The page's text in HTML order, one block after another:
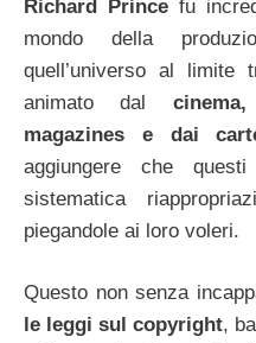
Richard Prince fu
mondo della
quell’universo al limite
animato dal
magazines e dai
aggiungere che
sistematica
piegandole ai loro voleri.
Questo non senza
le leggi sul copyright,